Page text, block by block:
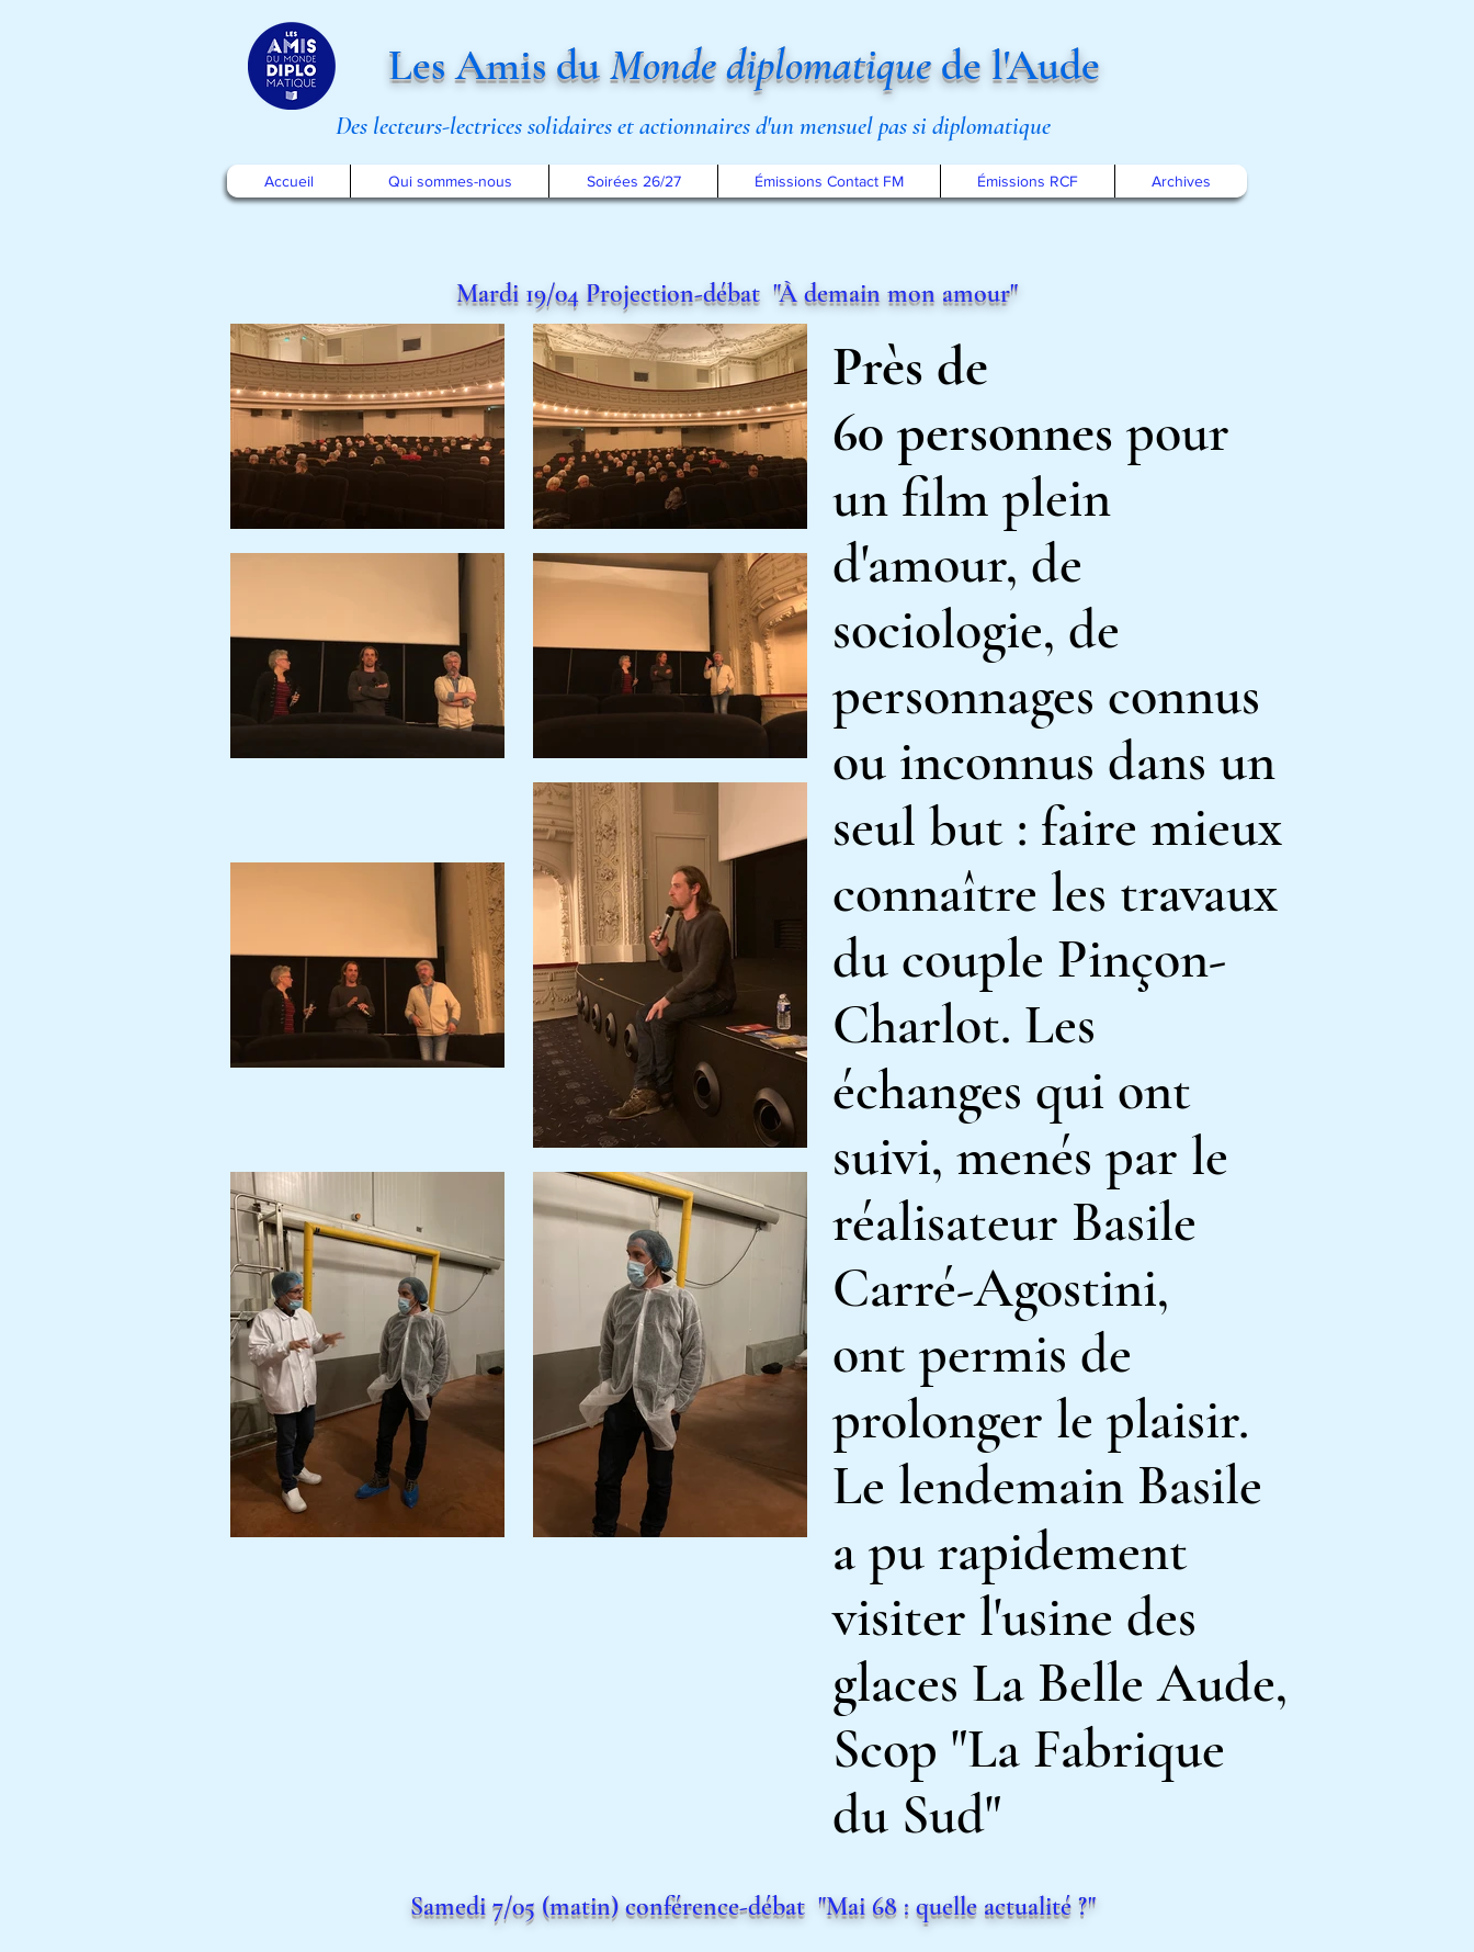
Les Amis duMonde diplomatiquede l'Aude
Des lecteurs-lectrices solidaires et actionnaires d'un mensuel pas si diplomatique
Accueil Qui sommes-nous Soirées 26/27 Émissions Contact FM Émissions RCF Archives
Mardi 19/04 Projection-débat "À demain mon amour"
Près de
60 personnes pour
un film plein
d'amour, de
sociologie, de
personnages connus
ou inconnus dans un
seul but : faire mieux
connaître les travaux
du couple Pinçon-
Charlot. Les
échanges qui ont
suivi, menés par le
réalisateur Basile
Carré-Agostini,
ont permis de
prolonger le plaisir.
Le lendemain Basile
a pu rapidement
visiter l'usine des
glaces La Belle Aude,
Scop "La Fabrique
du Sud"
Samedi 7/05 (matin) conférence-débat "Mai 68 : quelle actualité ?"